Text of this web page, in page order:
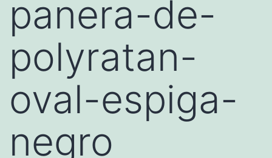
panera-de-
polyratan-
oval-espiga-
negro